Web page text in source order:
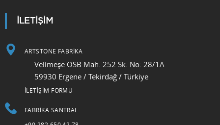
İLETİŞİM
ARTSTONE FABRİKA
Velimeşe OSB Mah. 252 Sk. No: 28/1A
59930 Ergene / Tekirdağ / Türkiye
İLETİŞİM FORMU
FABRIKA SANTRAL